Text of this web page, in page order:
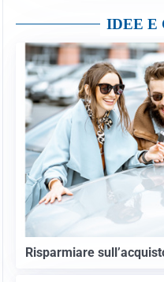
IDEE E
Risparmiare